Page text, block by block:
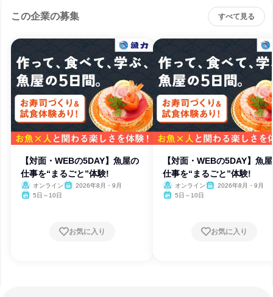
この企業の募集 すべて見る
【対面・WEBの5DAY】魚屋の
仕事を“まるごと”体験!
オンライン
2026年8月・9月
5日～10日
お気に入り
【対面・WEBの5DAY】魚
仕事を“まるごと”体験!
オンライン
2026年8月・9月
5日～10日
お気に入り